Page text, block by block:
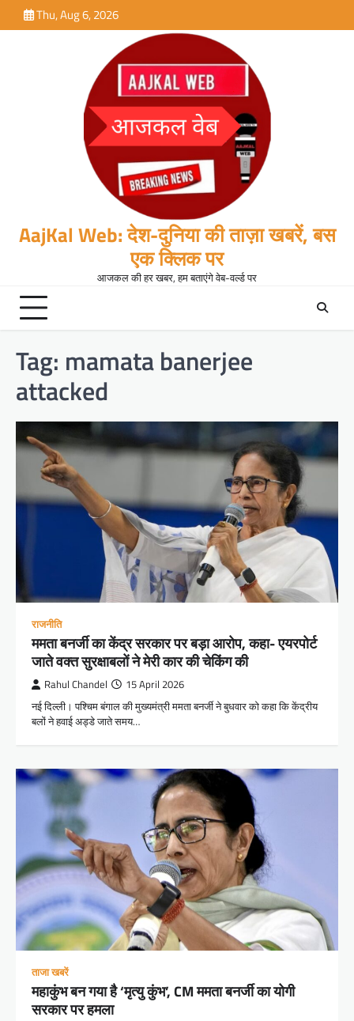
to
Thu, Aug 6, 2026
AajKal Web: देश-दुनिया की ताज़ा खबरें, बस
एक क्लिक पर
आजकल की हर खबर, हम बताएंगे वेब-वर्ल्ड पर
Tag: mamata banerjee
attacked
राजनीति
ममता बनर्जी का केंद्र सरकार पर बड़ा आरोप, कहा- एयरपोर्ट
जाते वक्त सुरक्षाबलों ने मेरी कार की चेकिंग की
Rahul Chandel 15 April 2026
नई दिल्ली। पश्चिम बंगाल की मुख्यमंत्री ममता बनर्जी ने बुधवार को कहा कि केंद्रीय
बलों ने हवाई अड्डे जाते समय…
ताजा खबरें
महाकुंभ बन गया है ‘मृत्यु कुंभ’, CM ममता बनर्जी का योगी
सरकार पर हमला